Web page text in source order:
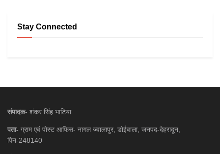
Stay Connected
संपादक- शंकर सिंह भाटिया
पता- ग्राम एवं पोस्ट आफिस- नागल ज्वालापुर, डोईवाला, जनपद-देहरादून,
पिन-248140